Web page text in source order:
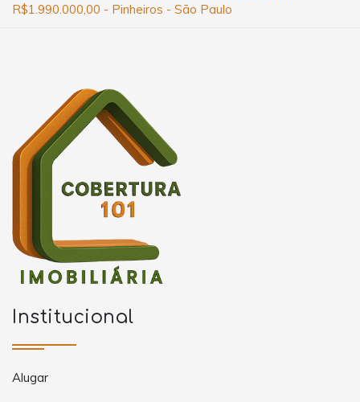
R$1.990.000,00 - Pinheiros - São Paulo
Institucional
Alugar